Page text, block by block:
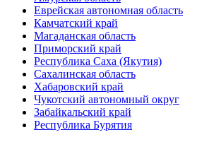
Еврейская автономная область
Камчатский край
Магаданская область
Приморский край
Республика Саха (Якутия)
Сахалинская область
Хабаровский край
Чукотский автономный округ
Забайкальский край
Республика Бурятия